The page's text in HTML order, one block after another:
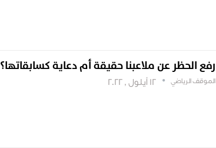
رفع الحظر عن ملاعبنا حقيقة أم دعاية كسابقاتها؟
الموقف الرياضي 12 أيلول , 2022